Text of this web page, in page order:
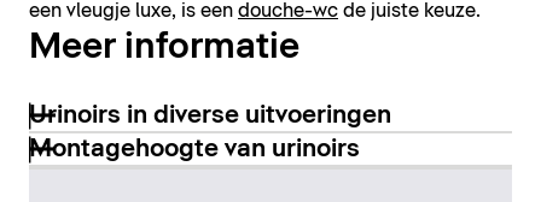
een vleugje luxe, is een douche-wc de juiste keuze.
Meer informatie
Urinoirs in diverse uitvoeringen
Montagehoogte van urinoirs